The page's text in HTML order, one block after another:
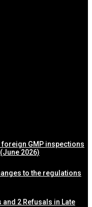
GMP inspections
2026)
to the regulations
and 2 Refusals in Late